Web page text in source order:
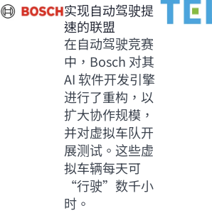
实现自动驾驶提
速的联盟
在自动驾驶竞赛
中，Bosch 对其
AI 软件开发引擎
进行了重构，以
扩大协作规模，
并对虚拟车队开
展测试。这些虚
拟车辆每天可
“行驶”数千小
时。